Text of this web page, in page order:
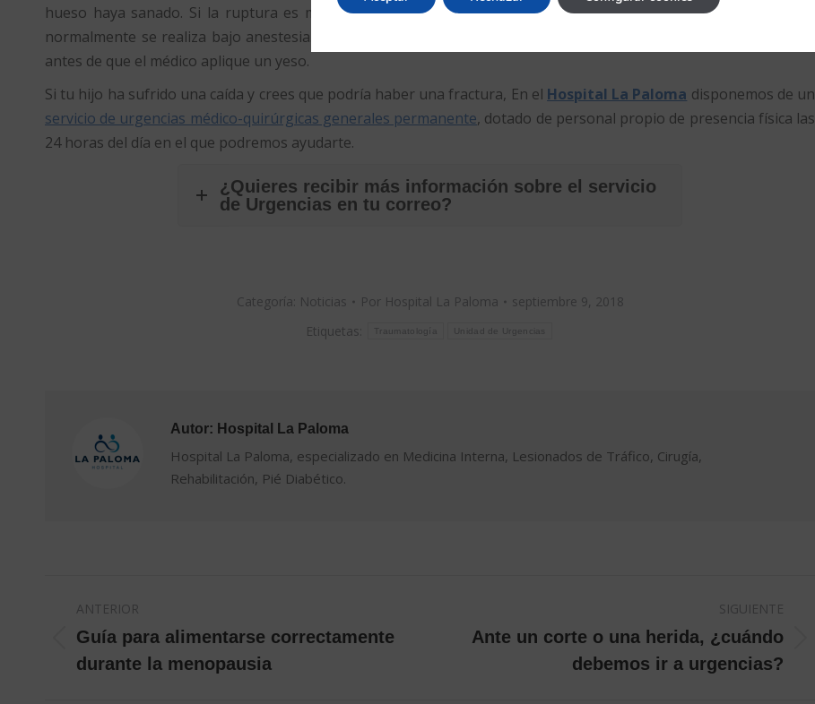
hueso haya sanado. Si la ruptura es más grave, el médico puede primero tener que realinear la fractura, que
normalmente se realiza bajo anestesia. Sólo en raras ocasiones los huesos rotos en los niños requieren cirugía
antes de que el médico aplique un yeso.
Si tu hijo ha sufrido una caída y crees que podría haber una fractura, En el Hospital La Paloma disponemos de un
servicio de urgencias médico-quirúrgicas generales permanente, dotado de personal propio de presencia física las
24 horas del día en el que podremos ayudarte.
¿Quieres recibir más información sobre el servicio
de Urgencias en tu correo?
Categoría: Noticias Por Hospital La Paloma
septiembre 9, 2018
Etiquetas:
Traumatología Unidad de Urgencias
Autor: Hospital La Paloma
Hospital La Paloma, especializado en Medicina Interna, Lesionados de Tráfico, Cirugía,
Rehabilitación, Pié Diabético.
entre
publicaciones
ANTERIOR
Publicación
anterior:
Guía para alimentarse correctamente
durante la menopausia
SIGUIENTE
Publicación
Ante un corte o una herida, ¿cuándo
debemos ir a urgencias?